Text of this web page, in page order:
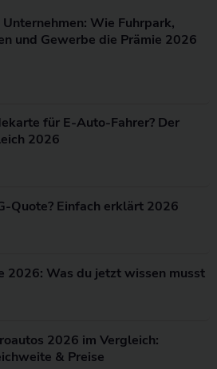
Wie Fuhrpark,
und Gewerbe die Prämie 2026
für E-Auto-Fahrer? Der
2026
Quote? Einfach erklärt 2026
2026: Was du jetzt wissen musst
2026 im Vergleich:
& Preise